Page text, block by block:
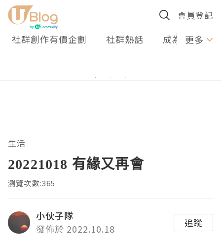
會員登記
社群創作有價企劃 社群熱話 成為U更多
生活
20221018 有緣又再會
瀏覽次數:365
小伙子隊
發佈於 2022.10.18
追蹤